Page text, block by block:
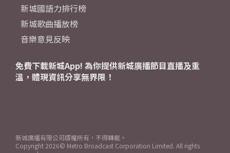
新城國語力排行榜
新城歌曲播放榜
音樂意見反映
免費下載新城App! 為你提供新城廣播節目直播及重
溫，體現資訊分享無界限！
新城廣播有限公司版權所有，不得轉載。
Copyright 2026© Metro Broadcast Corporation Limited. All rights